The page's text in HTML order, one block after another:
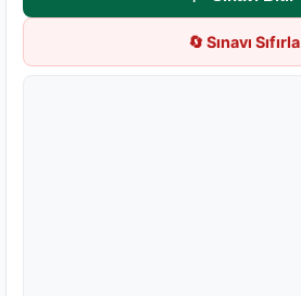
🔄 Sınavı Sıfırla